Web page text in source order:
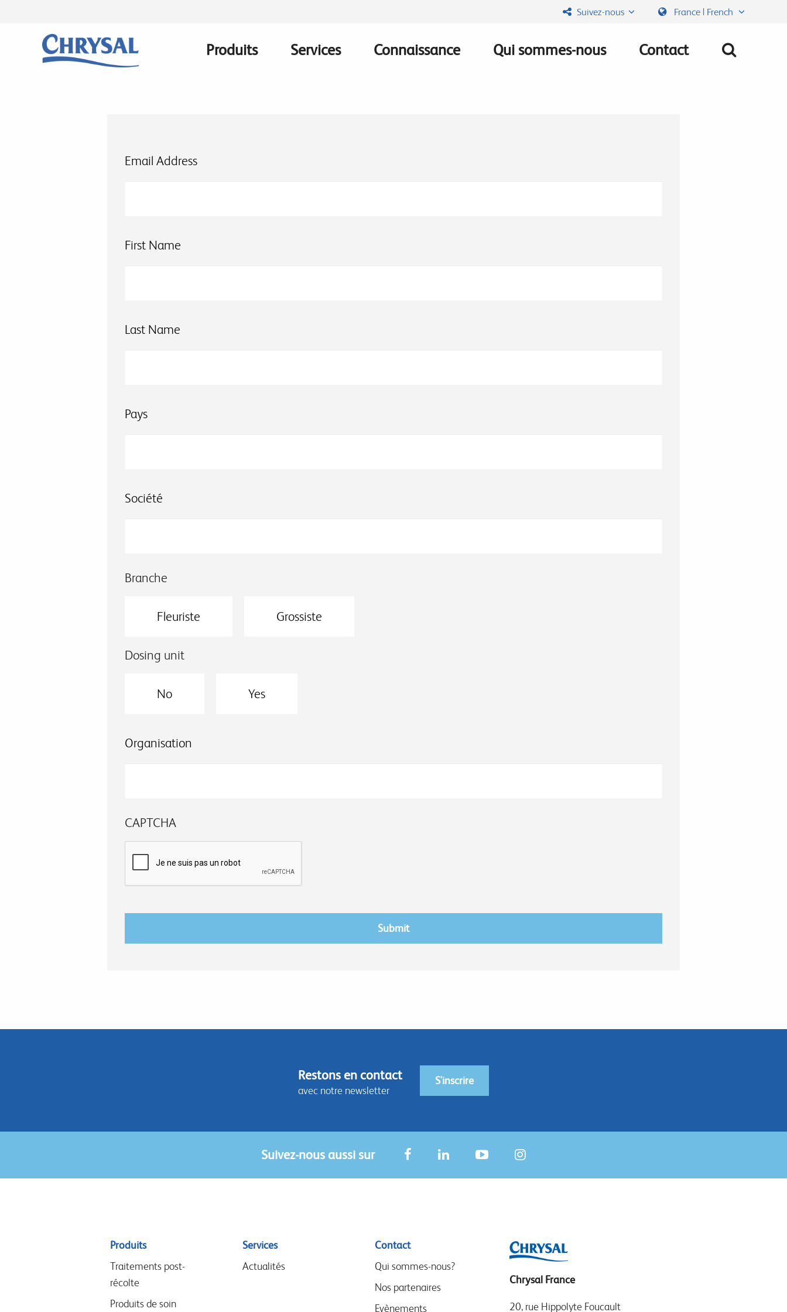
Suivez-nous France | French
Main
Produits Services Connaissance Qui sommes-nous Contact
Email Address
First Name
Last Name
Pays
Société
Branche
Fleuriste Grossiste
Dosing unit
No Yes
Organisation
CAPTCHA
Restons en contact
avec notre newsletter
S'inscrire
Suivez-nous aussi sur
Sitemap
menu
Produits
Traitements post-
récolte
Produits de soin
Services
Actualités
Contact
Qui sommes-nous?
Nos partenaires
Evènements
Chrysal France
20, rue Hippolyte Foucault